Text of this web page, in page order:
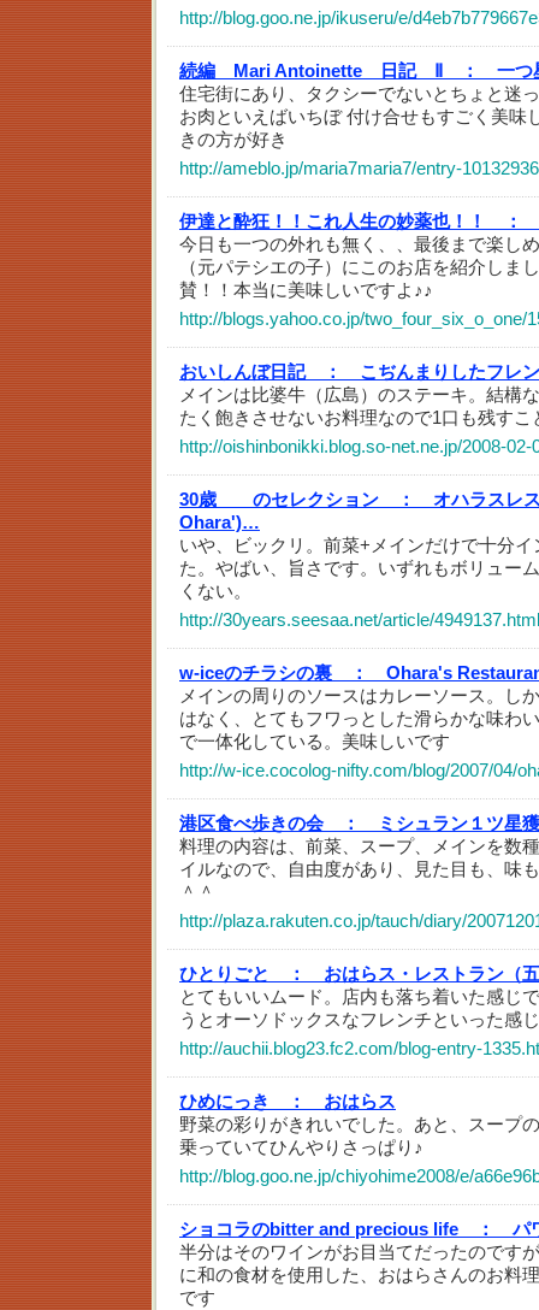
http://blog.goo.ne.jp/ikuseru/e/
続編 Mari Antoinette 日記 Ⅱ ：
一つ
住宅街にあり、タクシーでないとちょと迷
お肉といえばいちぼ 付け合せもすごく美味
きの方が好き
http://ameblo.jp/maria7maria7/entry-
伊達と酔狂！！これ人生の妙薬也！！ ：
今日も一つの外れも無く、、最後まで楽し
（元パテシエの子）にこのお店を紹介しま
賛！！本当に美味しいですよ♪♪
http://blogs.yahoo.co.jp/two_four_six_o_one/
おいしんぼ日記 ：
こぢんまりしたフレ
メインは比婆牛（広島）のステーキ。結構
たく飽きさせないお料理なので1口も残す
http://oishinbonikki.blog.so-net.ne.jp/2008-02-
30歳 のセレクション ：
オハラスレ
Ohara')…
いや、ビックリ。前菜+メインだけで十分
た。やばい、旨さです。いずれもボリュー
くない。
http://30years.seesaa.net/article/4949137.html
w-iceのチラシの裏 ：
Ohara's
メインの周りのソースはカレーソース。し
はなく、とてもフワっとした滑らかな味わ
で一体化している。美味しいです
http://w-ice.cocolog-nifty.com/blog/2007/04/
港区食べ歩きの会 ：
ミシュラン１ツ星
料理の内容は、前菜、スープ、メインを数
イルなので、自由度があり、見た目も、味
＾＾
http://plaza.rakuten.co.jp/tauch/diary/
ひとりごと ：
おはらス・レストラン（
とてもいいムード。店内も落ち着いた感じ
うとオーソドックスなフレンチといった感
http://auchii.blog23.fc2.com/blog-entry-
ひめにっき ：
おはらス
野菜の彩りがきれいでした。あと、スープ
乗っていてひんやりさっぱり♪
http://blog.goo.ne.jp/chiyohime2008/e/
ショコラのbitter and precious life ：
パ
半分はそのワインがお目当てだったのです
に和の食材を使用した、おはらさんのお料
です